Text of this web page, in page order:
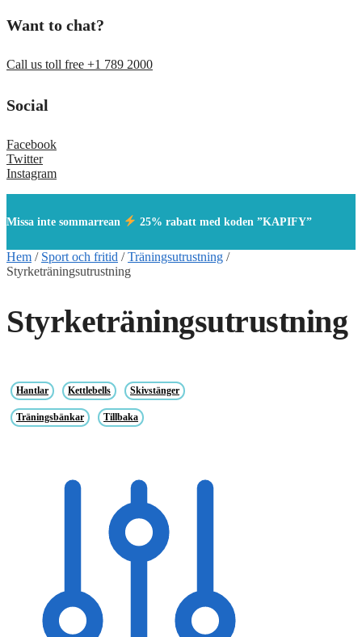
Want to chat?
Call us toll free +1 789 2000
Social
Facebook
Twitter
Instagram
Missa inte sommarrean 25% rabatt med koden ”KAPIFY”
Hem / Sport och fritid /Träningsutrustning /
Styrketräningsutrustning
Styrketräningsutrustning
Hantlar Kettlebells Skivstänger
Träningsbänkar Tillbaka